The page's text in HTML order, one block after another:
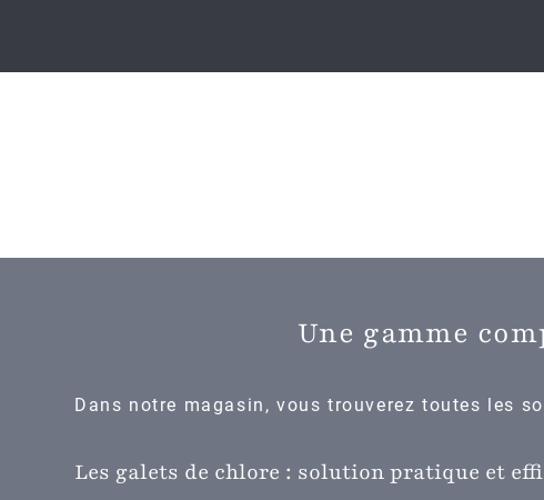
Une gamme
Dans notre magasin, vous trouverez toutes les
Les galets de chlore : solution pratique et